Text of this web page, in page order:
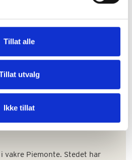
Tillat alle
utvalg
Ikke tillat
vakre Piemonte. Stedet har